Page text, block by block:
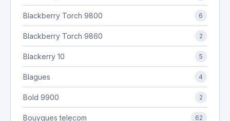
Blackberry Torch 9800 6
Blackberry Torch 9860 2
Blackerry 10 5
Blagues 4
Bold 9900 2
Bouygues telecom 62